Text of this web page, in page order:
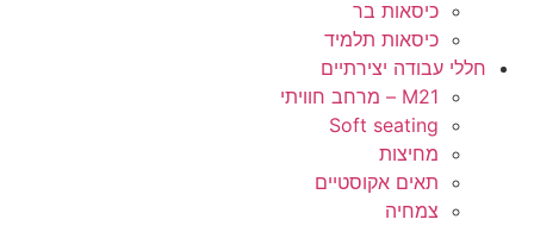
כיסאות בר
כיסאות תלמיד
חללי עבודה יצירתיים
M21 – מרחב חוויתי
Soft seating
מחיצות
תאים אקוסטיים
צמחיה